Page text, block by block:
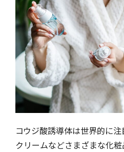
コウジ酸誘導体は世界的に
クリームなどさまざまな化粧